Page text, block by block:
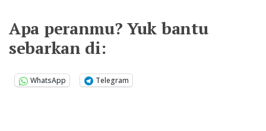
Apa peranmu? Yuk bantu
sebarkan di:
WhatsApp Telegram